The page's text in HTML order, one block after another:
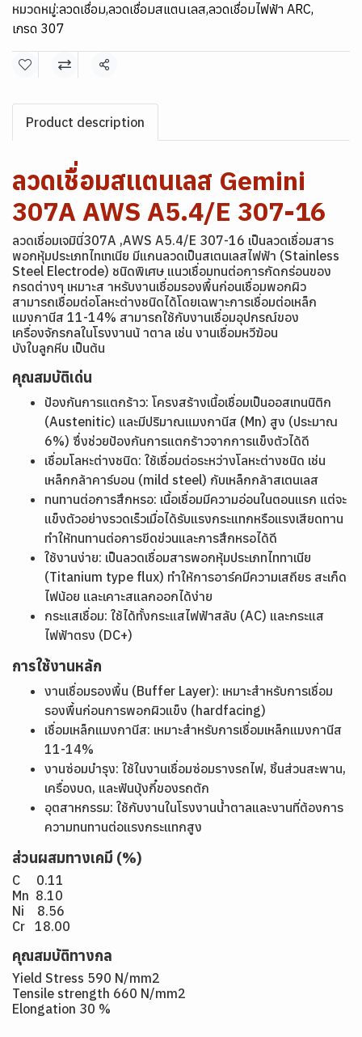
หมวดหมู่:ลวดเชื่อม,ลวดเชื่อมสแตนเลส,ลวดเชื่อมไฟฟ้า ARC,
เกรด 307
แชร์
Product description
ลวดเชื่อมสแตนเลส Gemini
307A AWS A5.4/E 307-16
ลวดเชื่อมเจมินี่307A ,AWS A5.4/E 307-16 เป็นลวดเชื่อมสาร
พอกหุ้มประเภทไทเทเนีย มีแกนลวดเป็นสเตนเลสไฟฟ้า (Stainless
Steel Electrode) ชนิดพิเศษ แนวเชื่อมทนต่อการกัดกร่อนของ
กรดต่างๆ เหมาะส าหรับงานเชื่อมรองพื้นก่อนเชื่อมพอกผิว
สามารถเชื่อมต่อโลหะต่างชนิดได้โดยเฉพาะการเชื่อมต่อเหล็ก
แมงกานีส 11-14% สามารถใช้กับงานเชื่อมอุปกรณ์ของ
เครื่องจักรกลในโรงงานน้ าตาล เช่น งานเชื่อมหวีฆ้อน
บังใบลูกหีบ เป็นต้น
คุณสมบัติเด่น
ป้องกันการแตกร้าว: โครงสร้างเนื้อเชื่อมเป็นออสเทนนิติก
(Austenitic) และมีปริมาณแมงกานีส (Mn) สูง (ประมาณ
6%) ซึ่งช่วยป้องกันการแตกร้าวจากการแข็งตัวได้ดี
เชื่อมโลหะต่างชนิด: ใช้เชื่อมต่อระหว่างโลหะต่างชนิด เช่น
เหล็กกล้าคาร์บอน (mild steel) กับเหล็กกล้าสเตนเลส
ทนทานต่อการสึกหรอ: เนื้อเชื่อมมีความอ่อนในตอนแรก แต่จะ
แข็งตัวอย่างรวดเร็วเมื่อได้รับแรงกระแทกหรือแรงเสียดทาน
ทำให้ทนทานต่อการขีดข่วนและการสึกหรอได้ดี
ใช้งานง่าย: เป็นลวดเชื่อมสารพอกหุ้มประเภทไททาเนีย
(Titanium type flux) ทำให้การอาร์คมีความเสถียร สะเก็ด
ไฟน้อย และเคาะสแลกออกได้ง่าย
กระแสเชื่อม: ใช้ได้ทั้งกระแสไฟฟ้าสลับ (AC) และกระแส
ไฟฟ้าตรง (DC+)
การใช้งานหลัก
งานเชื่อมรองพื้น (Buffer Layer): เหมาะสำหรับการเชื่อม
รองพื้นก่อนการพอกผิวแข็ง (hardfacing)
เชื่อมเหล็กแมงกานีส: เหมาะสำหรับการเชื่อมเหล็กแมงกานีส
11-14%
งานซ่อมบำรุง: ใช้ในงานเชื่อมซ่อมรางรถไฟ, ชิ้นส่วนสะพาน,
เครื่องบด, และฟันบุ้งกี๋ของรถตัก
อุตสาหกรรม: ใช้กับงานในโรงงานน้ำตาลและงานที่ต้องการ
ความทนทานต่อแรงกระแทกสูง
ส่วนผสมทางเคมี (%)
C 0.11
Mn 8.10
Ni 8.56
Cr 18.00
คุณสมบัติทางกล
Yield Stress 590 N/mm2
Tensile strength 660 N/mm2
Elongation 30 %